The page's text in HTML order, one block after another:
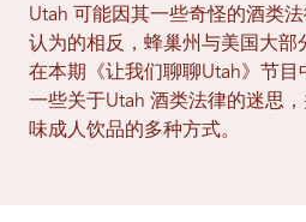
Utah 可能因其一些奇怪的酒类
认为的相反，蜂巢州与美国大部
在本期《让我们聊聊Utah》节目
一些关于Utah 酒类法律的迷思
味成人饮品的多种方式。